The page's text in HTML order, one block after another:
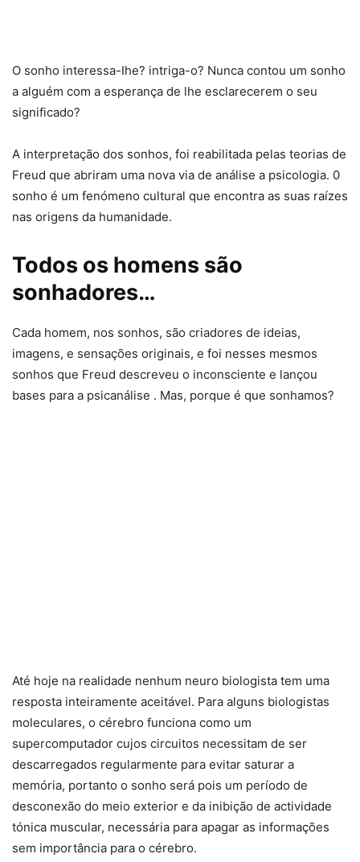
O sonho interessa-Ihe? intriga-o? Nunca contou um sonho
a alguém com a esperança de lhe esclarecerem o seu
significado?
A interpretação dos sonhos, foi reabilitada pelas teorias de
Freud que abriram uma nova via de análise a psicologia. 0
sonho é um fenómeno cultural que encontra as suas raízes
nas origens da humanidade.
Todos os homens são
sonhadores…
Cada homem, nos sonhos, são criadores de ideias,
imagens, e sensações originais, e foi nesses mesmos
sonhos que Freud descreveu o inconsciente e lançou
bases para a psicanálise . Mas, porque é que sonhamos?
Até hoje na realidade nenhum neuro biologista tem uma
resposta inteiramente aceitável. Para alguns biologistas
moleculares, o cérebro funciona como um
supercomputador cujos circuitos necessitam de ser
descarregados regularmente para evitar saturar a
memória, portanto o sonho será pois um período de
desconexão do meio exterior e da inibição de actividade
tónica muscular, necessária para apagar as informações
sem importância para o cérebro.